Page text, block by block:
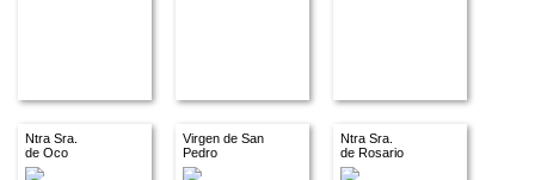
Ntra Sra.
de Oco
Virgen de San
Pedro
Ntra Sra.
de Rosario